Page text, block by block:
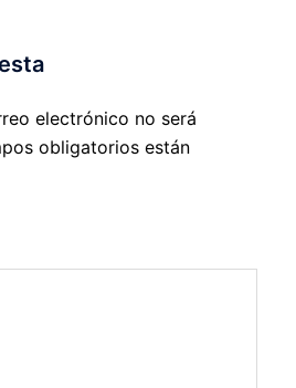
electrónico no será
obligatorios están